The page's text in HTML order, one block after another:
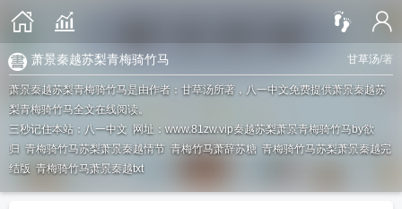
甘草汤/著
萧景秦越苏梨青梅骑竹马
萧景秦越苏梨青梅骑竹马是由作者：甘草汤所著，八一中文免费提供萧景秦越苏
梨青梅骑竹马全文在线阅读。
三秒记住本站：八一中文 网址：www.81zw.vip秦越苏梨萧景青梅骑竹马by欲
归 青梅骑竹马苏梨萧景秦越情节 青梅竹马萧辞苏糖 青梅骑竹马苏梨萧景秦越完
结版 青梅骑竹马萧景秦越txt